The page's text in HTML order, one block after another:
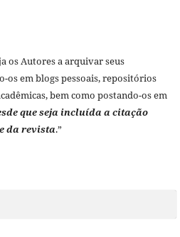
os Autores a arquivar seus
os em blogs pessoais, repositórios
bem como postando-os em
que seja incluída a citação
da revista.”